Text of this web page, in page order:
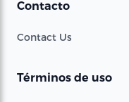
Contacto
Contact Us
Términos de uso